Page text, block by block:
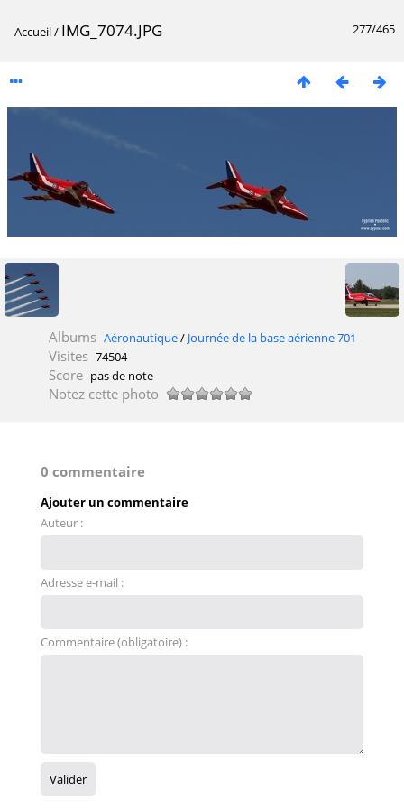
277/465
Accueil/ IMG_7074.JPG
Albums Aéronautique/ Journée de la base aérienne 701
Visites 74504
Score pas de note
Notez cette photo
0 commentaire
Ajouter un commentaire
Auteur :
Adresse e-mail :
Commentaire (obligatoire) :